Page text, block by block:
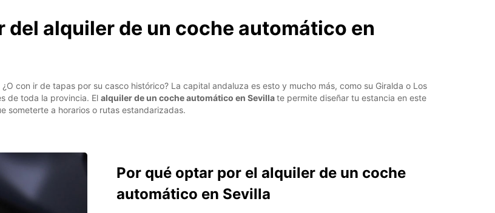
alquiler de un coche automático en
con ir de tapas por su casco histórico? La capital andaluza es esto y mucho más, como su Giralda o Los
de toda la provincia. El alquiler de un coche automático en Sevillate permite diseñar tu estancia en este
someterte a horarios o rutas estandarizadas.
Por qué optar por el alquiler de un coche
automático en Sevilla